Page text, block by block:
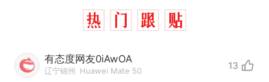
有态度网友0iAwOA
辽宁锦州 Huawei Mate 50 13